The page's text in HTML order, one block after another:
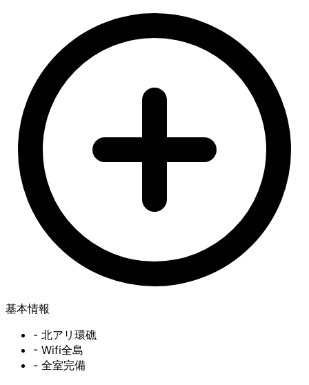
基本情報
- 北アリ環礁
- Wifi全島
- 全室完備